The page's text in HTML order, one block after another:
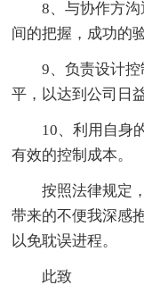
8、与协作方
间的把握，成功的
9、负责设计
平，以达到公司日
10、利用自身
有效的控制成本。
按照法律规定
带来的不便我深感
以免耽误进程。
此致